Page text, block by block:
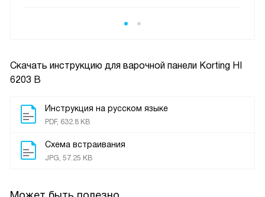
Скачать инструкцию для варочной панели Korting HI
6203 B
Инструкция на русском языке
PDF, 632.8 KB
Схема встраивания
JPG, 57.25 KB